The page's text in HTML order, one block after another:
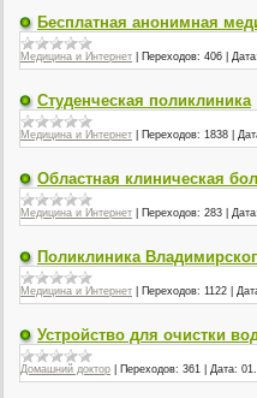
Бесплатная анонимная
Медицина и Интернет Переходов: 406
Студенческая поликлиника
Медицина и Интернет Переходов: 1838
Областная клиническая
Медицина и Интернет Переходов: 283
Поликлиника
Медицина и Интернет Переходов: 1122
Устройство для очистки
Домашний доктор Переходов: 361 Дата: